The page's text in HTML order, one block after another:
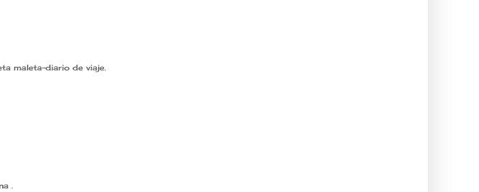
maleta-diario de viaje.
luna .